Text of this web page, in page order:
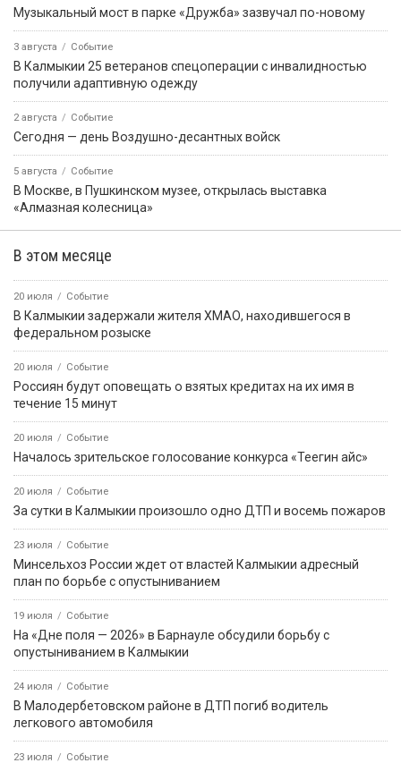
Музыкальный мост в парке «Дружба» зазвучал по-новому
3 августа Событие
В Калмыкии 25 ветеранов спецоперации с инвалидностью
получили адаптивную одежду
2 августа Событие
Сегодня — день Воздушно-десантных войск
5 августа Событие
В Москве, в Пушкинском музее, открылась выставка
«Алмазная колесница»
В этом месяце
20 июля Событие
В Калмыкии задержали жителя ХМАО, находившегося в
федеральном розыске
20 июля Событие
Россиян будут оповещать о взятых кредитах на их имя в
течение 15 минут
20 июля Событие
Началось зрительское голосование конкурса «Теегин айс»
20 июля Событие
За сутки в Калмыкии произошло одно ДТП и восемь пожаров
23 июля Событие
Минсельхоз России ждет от властей Калмыкии адресный
план по борьбе с опустыниванием
19 июля Событие
На «Дне поля — 2026» в Барнауле обсудили борьбу с
опустыниванием в Калмыкии
24 июля Событие
В Малодербетовском районе в ДТП погиб водитель
легкового автомобиля
23 июля Событие